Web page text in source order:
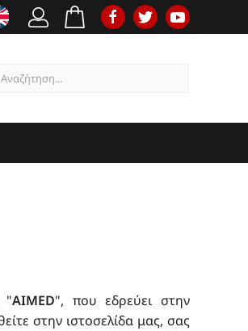
"AIMED", που εδρεύει στην
στην ιστοσελίδα μας, σας